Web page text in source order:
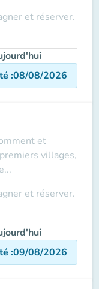
et réserver.
:08/08/2026
et
villages,
et réserver.
:09/08/2026